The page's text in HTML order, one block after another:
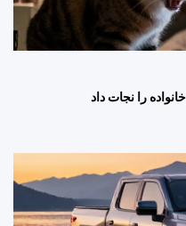
را نجات داد